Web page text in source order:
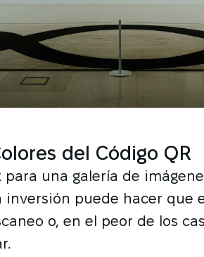
del Código QR
para una galería de
inversión puede hacer que
o, en el peor de los